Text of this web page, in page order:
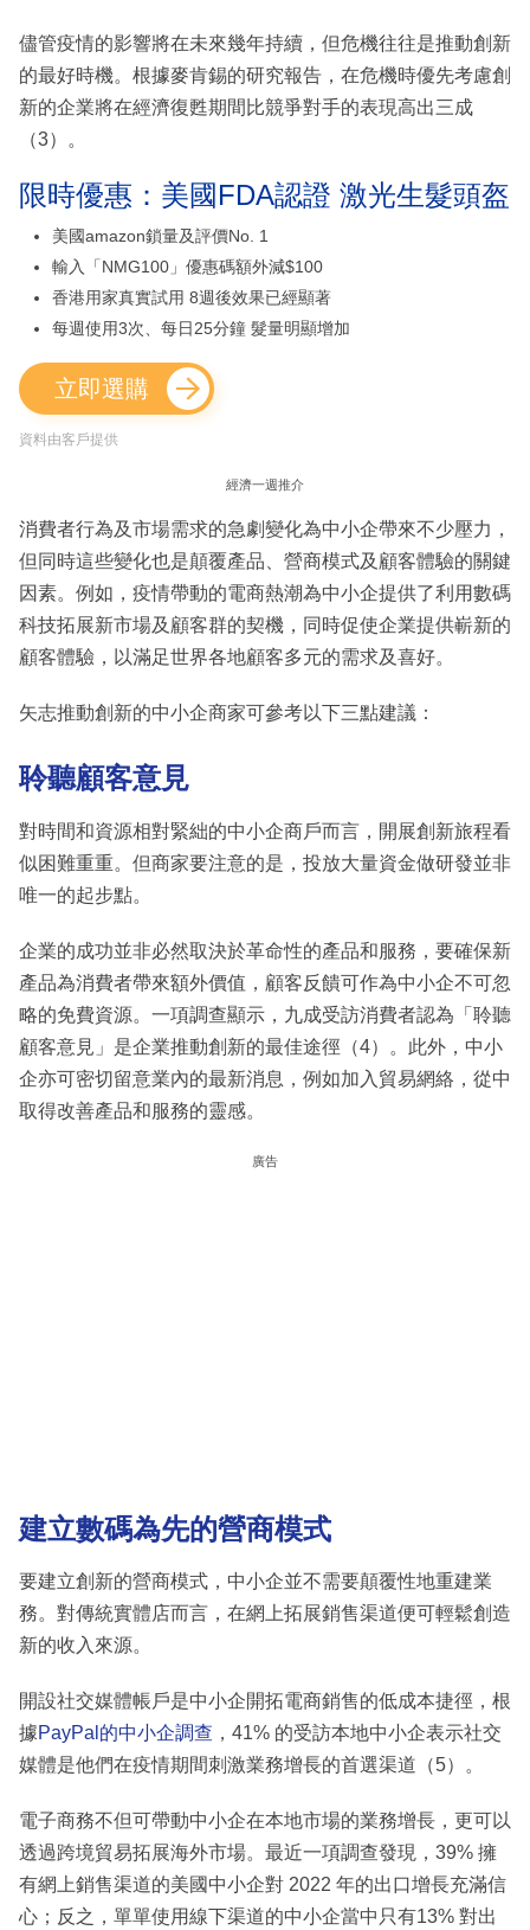
儘管疫情的影響將在未來幾年持續，但危機往往是推動創新
的最好時機。根據麥肯錫的研究報告，在危機時優先考慮創
新的企業將在經濟復甦期間比競爭對手的表現高出三成
（3）。
限時優惠：美國FDA認證 激光生髮頭盔
美國amazon鎖量及評價No. 1
輸入「NMG100」優惠碼額外減$100
香港用家真實試用 8週後效果已經顯著
每週使用3次、每日25分鐘 髮量明顯增加
立即選購
資料由客戶提供
經濟一週推介
消費者行為及市場需求的急劇變化為中小企帶來不少壓力，
但同時這些變化也是顛覆產品、營商模式及顧客體驗的關鍵
因素。例如，疫情帶動的電商熱潮為中小企提供了利用數碼
科技拓展新市場及顧客群的契機，同時促使企業提供嶄新的
顧客體驗，以滿足世界各地顧客多元的需求及喜好。
矢志推動創新的中小企商家可參考以下三點建議：
聆聽顧客意見
對時間和資源相對緊絀的中小企商戶而言，開展創新旅程看
似困難重重。但商家要注意的是，投放大量資金做研發並非
唯一的起步點。
企業的成功並非必然取決於革命性的產品和服務，要確保新
產品為消費者帶來額外價值，顧客反饋可作為中小企不可忽
略的免費資源。一項調查顯示，九成受訪消費者認為「聆聽
顧客意見」是企業推動創新的最佳途徑（4）。此外，中小
企亦可密切留意業內的最新消息，例如加入貿易網絡，從中
取得改善產品和服務的靈感。
廣告
建立數碼為先的營商模式
要建立創新的營商模式，中小企並不需要顛覆性地重建業
務。對傳統實體店而言，在網上拓展銷售渠道便可輕鬆創造
新的收入來源。
開設社交媒體帳戶是中小企開拓電商銷售的低成本捷徑，根
據PayPal的中小企調查 ，41% 的受訪本地中小企表示社交
媒體是他們在疫情期間刺激業務增長的首選渠道（5）。
電子商務不但可帶動中小企在本地市場的業務增長，更可以
透過跨境貿易拓展海外市場。最近一項調查發現，39% 擁
有網上銷售渠道的美國中小企對 2022 年的出口增長充滿信
心；反之，單單使用線下渠道的中小企當中只有13% 對出